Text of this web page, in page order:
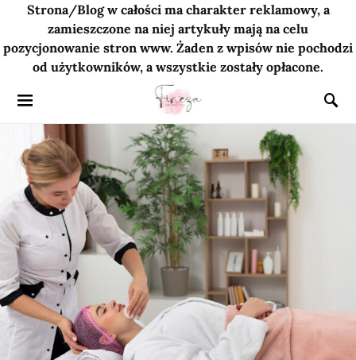
Strona/Blog w całości ma charakter reklamowy, a
zamieszczone na niej artykuły mają na celu
pozycjonowanie stron www. Żaden z wpisów nie pochodzi
od użytkowników, a wszystkie zostały opłacone.